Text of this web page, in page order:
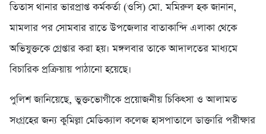
তিতাস থানার ভারপ্রাপ্ত কর্মকর্তা (ওসি) মো. মমিরুল হক জানান,
মামলার পর সোমবার রাতে উপজেলার বাতাকান্দি এলাকা থেকে
অভিযুক্তকে গ্রেপ্তার করা হয়। মঙ্গলবার তাকে আদালতের মাধ্যমে
বিচারিক প্রক্রিয়ায় পাঠানো হয়েছে।
পুলিশ জানিয়েছে, ভুক্তভোগীকে প্রয়োজনীয় চিকিৎসা ও আলামত
সংগ্রহের জন্য কুমিল্লা মেডিক্যাল কলেজ হাসপাতালে ডাক্তারি পরীক্ষার